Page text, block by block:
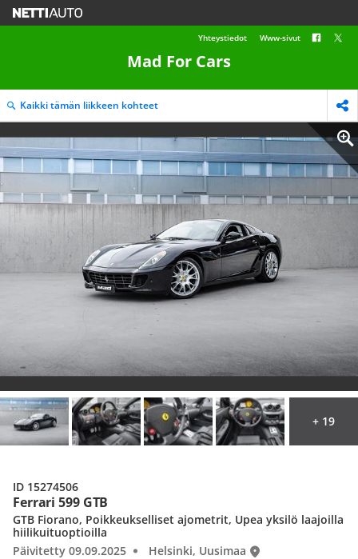
Mad For Cars
Yhteystiedot Www-sivut
Kaikki tämän liikkeen kohteet
Ferrari 599 GTB
GTB Fiorano, Poikkeukselliset ajometrit, Upea yksilö laajoilla
hiilikuituoptioilla
Päivitetty 09.09.2025
Helsinki, Uusimaa
ID 15274506
+ 19